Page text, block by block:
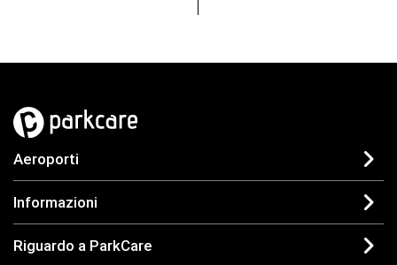
Aeroporti
Informazioni
Riguardo a ParkCare